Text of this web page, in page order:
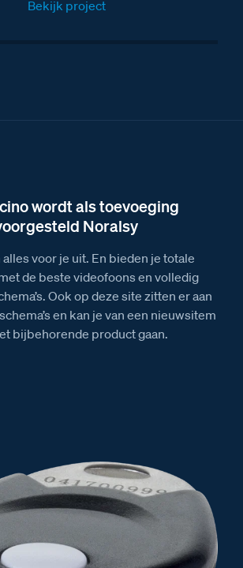
het Serie 131A deurstation met 3
Bekijk project
wordt als toevoeging
Noralsy
voor je uit. En bieden je totale
de beste videofoons en volledig
Ook op deze site zitten er aan
en kan je van een nieuwsitem
bijbehorende product gaan.